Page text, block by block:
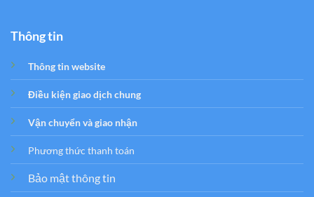
Thông tin
Thông tin website
Điều kiện giao dịch chung
Vận chuyển và giao nhận
Phương thức thanh toán
Bảo mật thông tin